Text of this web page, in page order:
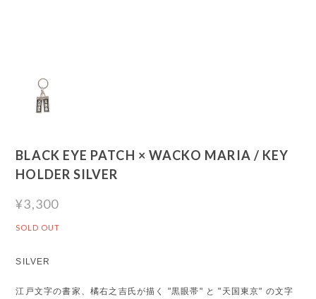
BLACK EYE PATCH × WACKO MARIA / KEY
HOLDER SILVER
¥3,300
SOLD OUT
SILVER
江戸文字の書家、橘右之吉氏が描く "黒眼帯" と "天国東京" の文字